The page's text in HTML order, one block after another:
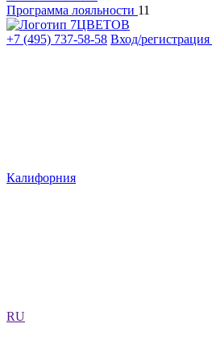
Программа лояльности 11
+7 (495) 737-58-58 Вход/регистрация
Калифорния
RU